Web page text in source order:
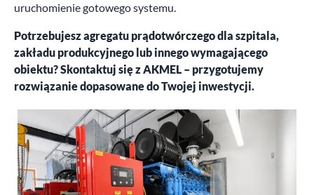
uruchomienie gotowego systemu.
Potrzebujesz agregatu prądotwórczego dla szpitala,
zakładu produkcyjnego lub innego wymagającego
obiektu? Skontaktuj się z AKMEL – przygotujemy
rozwiązanie dopasowane do Twojej inwestycji.